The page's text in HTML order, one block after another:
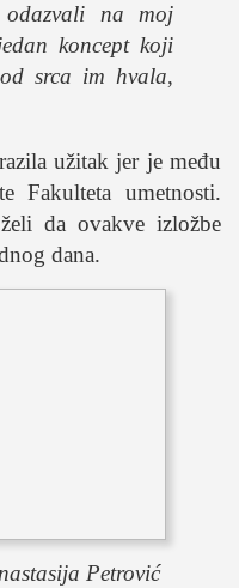
na moj
koncept koji
srca im hvala,
užitak jer je među
Fakulteta umetnosti.
da ovakve izložbe
dana.
Petrović